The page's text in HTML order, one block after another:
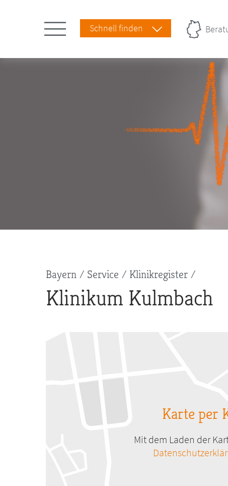
Schnell finden
Pfadnavigation
Bayern Service Klinikregister
Klinikum Kulmbach
Karte per
Mit dem Laden der